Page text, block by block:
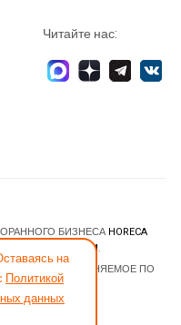
на
Политикой
данных
Читайте нас:
БИЗНЕСА HORECA
JOOMLART.COM.
РАСПРОСТРАНЯЕМОЕ ПО